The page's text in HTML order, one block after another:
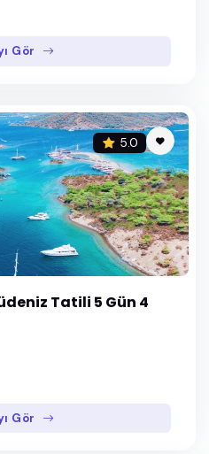
Gör
5.0
Tatili 5 Gün 4
Gör